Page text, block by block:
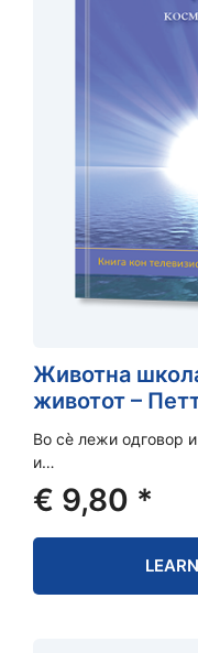
Животна
животот –
Во сè лежи одговор
и…
€ 9,80 *